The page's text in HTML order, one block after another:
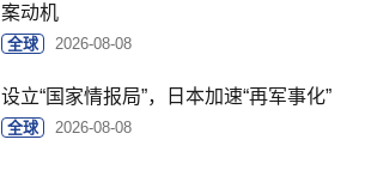
案动机
全球 2026-08-08
设立“国家情报局”，日本加速“再军事化”
全球 2026-08-08